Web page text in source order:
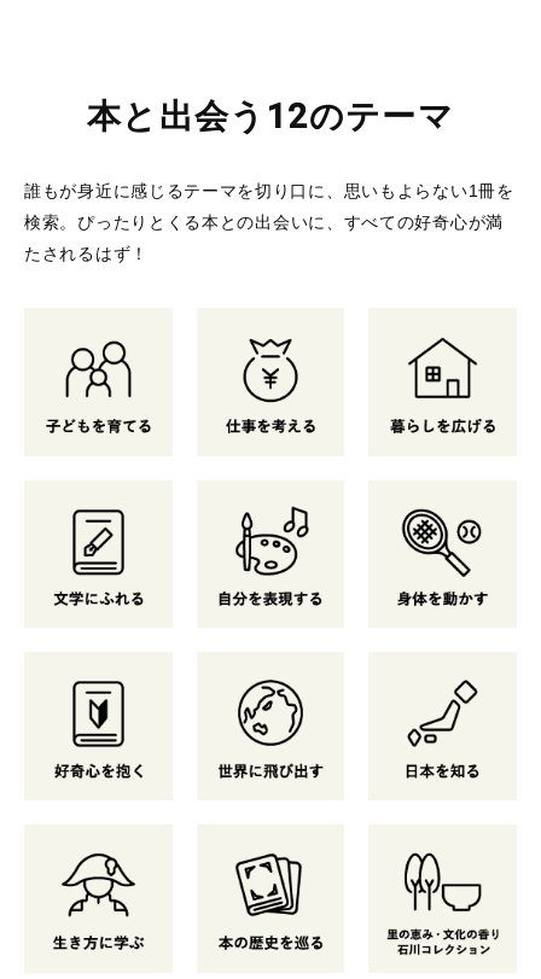
本と出会う12のテーマ
誰もが身近に感じるテーマを切り口に、思いもよらない1冊を
検索。 ぴったりとくる本との出会いに、すべての好奇心が満
たされるはず！